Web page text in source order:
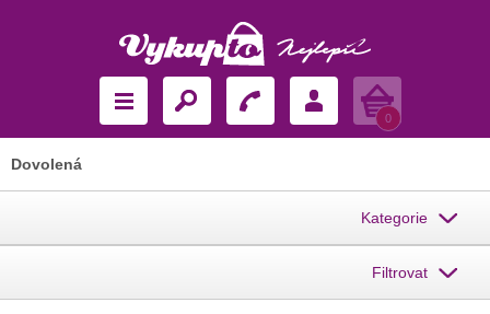
Košík
0
Dovolená
Kategorie
Filtrovat